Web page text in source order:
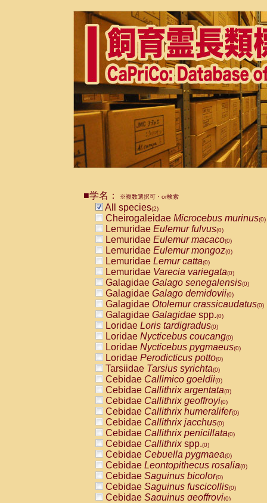
■学名： ※複数選択可・or検索
All species(2)
Cheirogaleidae Microcebus murinus(0)
Lemuridae Eulemur fulvus(0)
Lemuridae Eulemur macaco(0)
Lemuridae Eulemur mongoz(0)
Lemuridae Lemur catta(0)
Lemuridae Varecia variegata(0)
Galagidae Galago senegalensis(0)
Galagidae Galago demidovii(0)
Galagidae Otolemur crassicaudatus(0)
Galagidae Galagidae spp.(0)
Loridae Loris tardigradus(0)
Loridae Nycticebus coucang(0)
Loridae Nycticebus pygmaeus(0)
Loridae Perodicticus potto(0)
Tarsiidae Tarsius syrichta(0)
Cebidae Callimico goeldii(0)
Cebidae Callithrix argentata(0)
Cebidae Callithrix geoffroyi(0)
Cebidae Callithrix humeralifer(0)
Cebidae Callithrix jacchus(0)
Cebidae Callithrix penicillata(0)
Cebidae Callithrixspp.(0)
Cebidae Cebuella pygmaea(0)
Cebidae Leontopithecus rosalia(0)
Cebidae Saguinus bicolor(0)
Cebidae Saguinus fuscicollis(0)
Cebidae Saguinus geoffroyi(0)